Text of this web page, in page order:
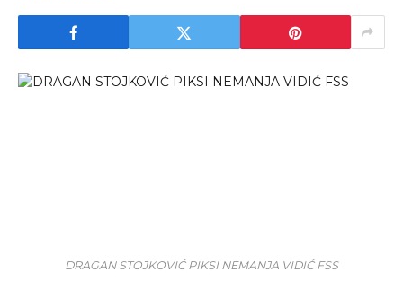
DRAGAN STOJKOVIĆ PIKSI NEMANJA VIDIĆ FSS